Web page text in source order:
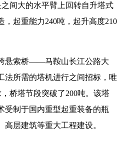
间大的水平臂上回转自升塔式
，起重能力240吨，起升高度210
悬索桥——马鞍山长江公路大
法所需的塔机进行之间招标，唯
桥塔节段突破了200吨。该塔
受制于国内重型起重装备的瓶
层建筑等重大工程建设。